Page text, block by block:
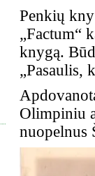
Penkių
„Factum“
knygą.
„Pasaulis,
Olimpiniu
nuopelnus